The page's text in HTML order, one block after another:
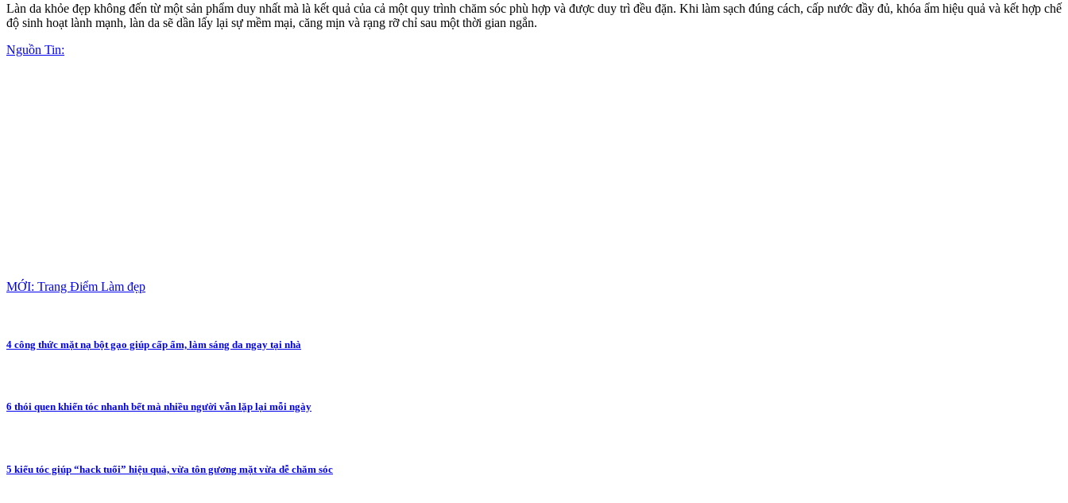
Làn da khỏe đẹp không đến từ một sản phẩm duy nhất mà là kết quả của cả một quy trình chăm sóc phù hợp và được duy trì đều đặn. Khi làm sạch đúng cách, cấp nước đầy đủ, khóa ẩm hiệu quả và kết hợp chế
độ sinh hoạt lành mạnh, làn da sẽ dần lấy lại sự mềm mại, căng mịn và rạng rỡ chỉ sau một thời gian ngắn.
Nguồn Tin:
MỚI: Trang Điểm Làm đẹp
4 công thức mặt nạ bột gạo giúp cấp ẩm, làm sáng da ngay tại nhà
6 thói quen khiến tóc nhanh bết mà nhiều người vẫn lặp lại mỗi ngày
5 kiểu tóc giúp “hack tuổi” hiệu quả, vừa tôn gương mặt vừa dễ chăm sóc